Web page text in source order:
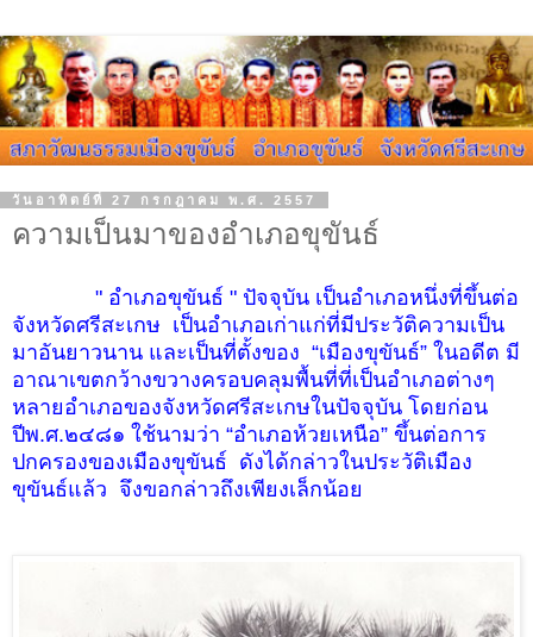
วันอาทิตย์ที่ 27 กรกฎาคม พ.ศ. 2557
ความเป็นมาของอำเภอขุขันธ์
" อำเภอขุขันธ์ " ปัจจุบัน เป็นอำเภอหนึ่งที่ขึ้นต่อ
จังหวัดศรีสะเกษ เป็นอำเภอเก่าแก่ที่มีประวัติความเป็น
มาอันยาวนาน และเป็นที่ตั้งของ “เมืองขุขันธ์” ในอดีต มี
อาณาเขตกว้างขวางครอบคลุมพื้นที่ที่เป็นอำเภอต่างๆ
หลายอำเภอของจังหวัดศรีสะเกษในปัจจุบัน โดยก่อน
ปีพ.ศ.๒๔๘๑ ใช้นามว่า “อำเภอห้วยเหนือ” ขึ้นต่อการ
ปกครองของเมืองขุขันธ์ ดังได้กล่าวในประวัติเมือง
ขุขันธ์แล้ว จึงขอกล่าวถึงเพียงเล็กน้อย